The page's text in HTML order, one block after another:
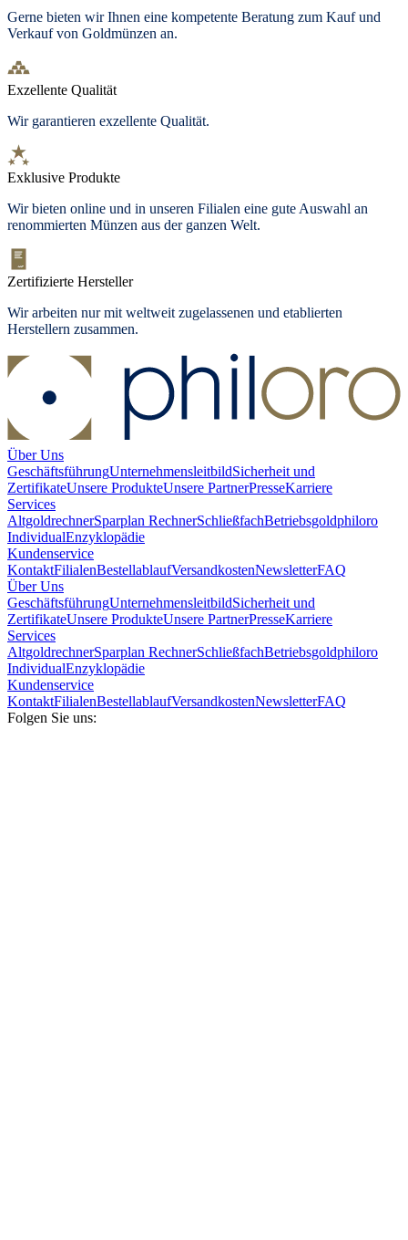
Gerne bieten wir Ihnen eine kompetente Beratung zum Kauf und
Verkauf von Goldmünzen an.
Exzellente Qualität
Wir garantieren exzellente Qualität.
Exklusive Produkte
Wir bieten online und in unseren Filialen eine gute Auswahl an
renommierten Münzen aus der ganzen Welt.
Zertifizierte Hersteller
Wir arbeiten nur mit weltweit zugelassenen und etablierten
Herstellern zusammen.
Über Uns
GeschäftsführungUnternehmensleitbildSicherheit und
ZertifikateUnsere ProdukteUnsere PartnerPresseKarriere
Services
AltgoldrechnerSparplan RechnerSchließfachBetriebsgoldphiloro
IndividualEnzyklopädie
Kundenservice
KontaktFilialenBestellablaufVersandkostenNewsletterFAQ
Über Uns
GeschäftsführungUnternehmensleitbildSicherheit und
ZertifikateUnsere ProdukteUnsere PartnerPresseKarriere
Services
AltgoldrechnerSparplan RechnerSchließfachBetriebsgoldphiloro
IndividualEnzyklopädie
Kundenservice
KontaktFilialenBestellablaufVersandkostenNewsletterFAQ
Folgen Sie uns: